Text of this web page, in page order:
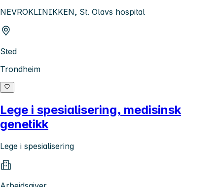
NEVROKLINIKKEN, St. Olavs hospital
Sted
Trondheim
Lege i spesialisering, medisinsk
genetikk
Lege i spesialisering